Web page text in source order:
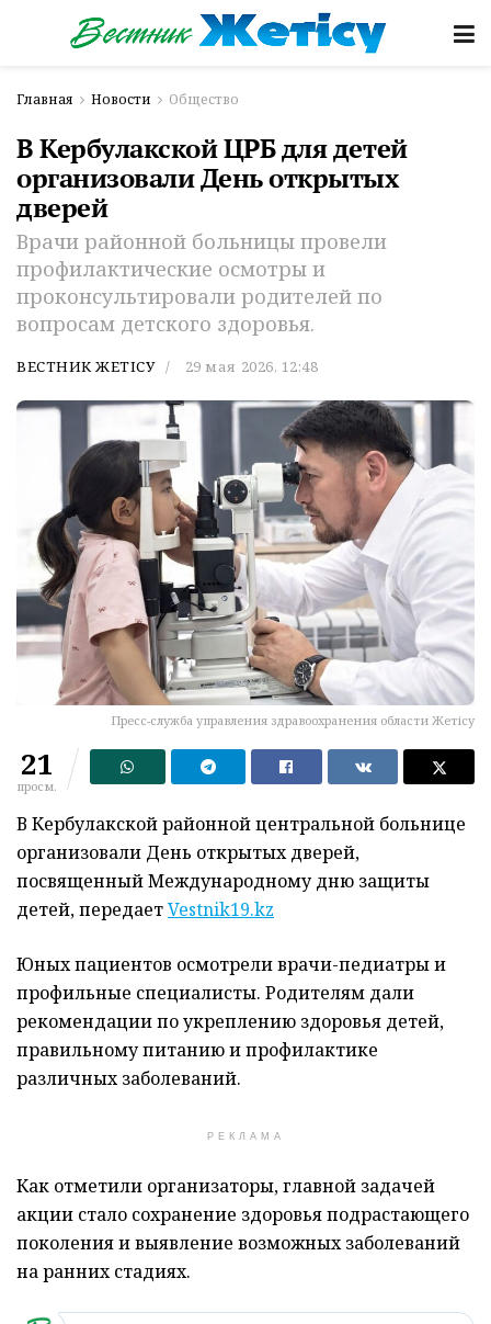
Главная Новости Общество
В Кербулакской ЦРБ для детей
организовали День открытых
дверей
Врачи районной больницы провели
профилактические осмотры и
проконсультировали родителей по
вопросам детского здоровья.
ВЕСТНИК ЖЕТІСУ 29 мая 2026, 12:48
Пресс-служба управления здравоохранения области Жетісу
21
просм.
В Кербулакской районной центральной больнице
организовали День открытых дверей,
посвященный Международному дню защиты
детей, передаетVestnik19.kz
Юных пациентов осмотрели врачи-педиатры и
профильные специалисты. Родителям дали
рекомендации по укреплению здоровья детей,
правильному питанию и профилактике
различных заболеваний.
РЕКЛАМА
Как отметили организаторы, главной задачей
акции стало сохранение здоровья подрастающего
поколения и выявление возможных заболеваний
на ранних стадиях.